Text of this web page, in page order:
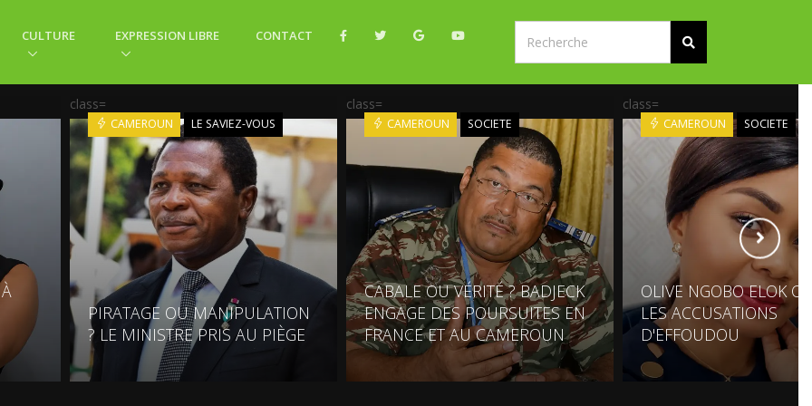
CULTURE EXPRESSION LIBRE CONTACT
class=
CAMEROUN LE SAVIEZ-VOUS
PIRATAGE OU MANIPULATION
? LE MINISTRE PRIS AU PIÈGE
class=
CAMEROUN SOCIETE
CABALE OU VÉRITÉ ? BADJECK
ENGAGE DES POURSUITES EN
FRANCE ET AU CAMEROUN
class=
CAMEROUN SOCIETE
OLIVE NGOBO ELOK
LES ACCUSATIONS
D'EFFOUDOU